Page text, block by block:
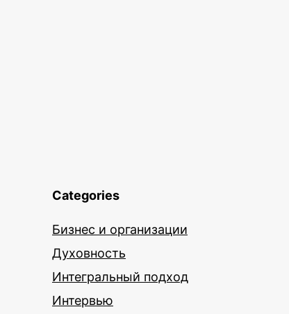
Categories
Бизнес и организации
Духовность
Интегральный подход
Интервью